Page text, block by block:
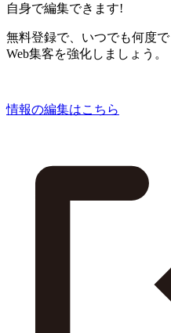
自身で編集できます!
無料登録で、いつでも何度
Web集客を強化しましょう。
情報の編集はこちら